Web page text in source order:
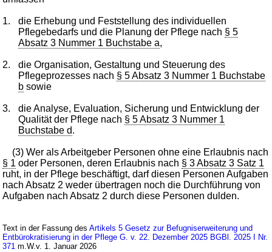
1.
die Erhebung und Feststellung des individuellen
Pflegebedarfs und die Planung der Pflege nach § 5
Absatz 3 Nummer 1 Buchstabe a,
2.
die Organisation, Gestaltung und Steuerung des
Pflegeprozesses nach § 5 Absatz 3 Nummer 1 Buchstabe
b sowie
3.
die Analyse, Evaluation, Sicherung und Entwicklung der
Qualität der Pflege nach § 5 Absatz 3 Nummer 1
Buchstabe d.
(3) Wer als Arbeitgeber Personen ohne eine Erlaubnis nach
§ 1 oder Personen, deren Erlaubnis nach § 3 Absatz 3 Satz 1
ruht, in der Pflege beschäftigt, darf diesen Personen Aufgaben
nach Absatz 2 weder übertragen noch die Durchführung von
Aufgaben nach Absatz 2 durch diese Personen dulden.
Text in der Fassung desArtikels 5 Gesetz zur Befugniserweiterung und
Entbürokratisierung in der Pflege G. v. 22. Dezember 2025 BGBl. 2025 I Nr.
371 m.W.v. 1. Januar 2026